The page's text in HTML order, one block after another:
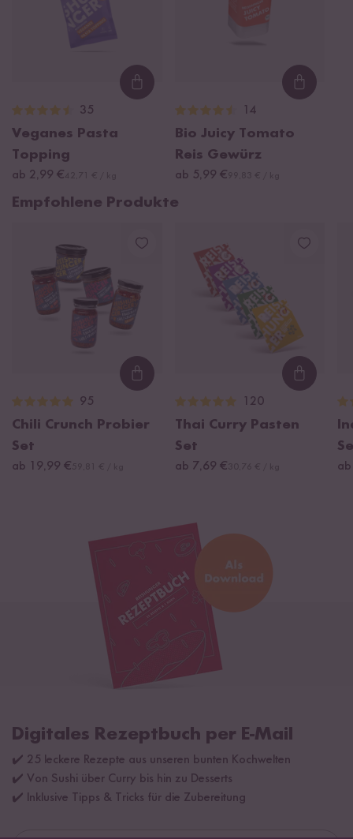
Loading...
35
Veganes Pasta
Topping
ab 2,99 €
14
Bio Juicy Tomato
Reis Gewürz
ab 5,99 €
Empfohlene Produkte
Loading...
95
Chili Crunch Probier
Set
ab 19,99 €
120
Thai Curry Pasten
Set
ab 7,69 €
Digitales Rezeptbuch per E-Mail
✔️ 25 leckere Rezepte aus unseren bunten Kochwelten
✔️ Von Sushi über Curry bis hin zu Desserts
✔️ Inklusive Tipps & Tricks für die Zubereitung